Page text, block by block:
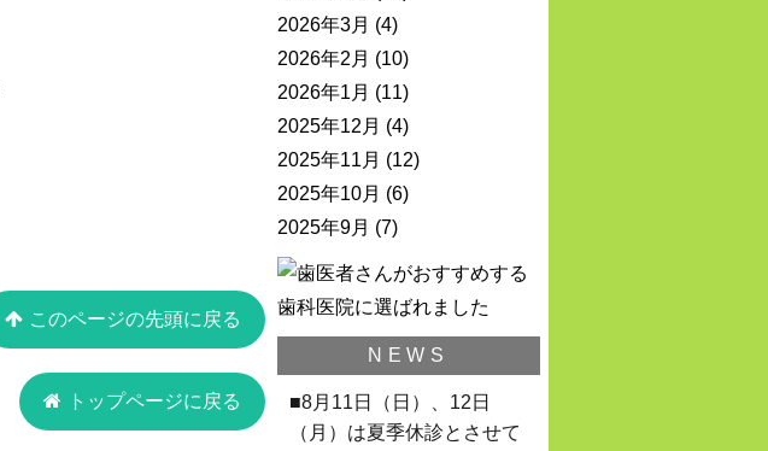
このページの先頭に戻る
トップページに戻る
2026年3月 (4)
2026年2月 (10)
2026年1月 (11)
2025年12月 (4)
2025年11月 (12)
2025年10月 (6)
2025年9月 (7)
NEWS
■8月11日（日）、12日
（月）は夏季休診とさせて